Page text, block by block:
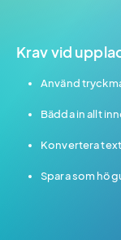
Krav vid
Använd
Bädda in allt
Konvertera
Spara som